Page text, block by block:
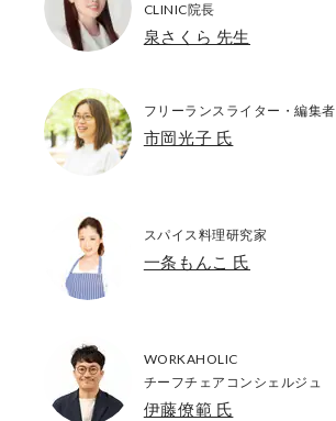
CLINIC院長
泉さくら 先生
フリーランスライター・編集者
市岡光子 氏
スパイス料理研究家
一条もんこ 氏
WORKAHOLIC
チーフチェアコンシェルジュ
伊藤僚範 氏